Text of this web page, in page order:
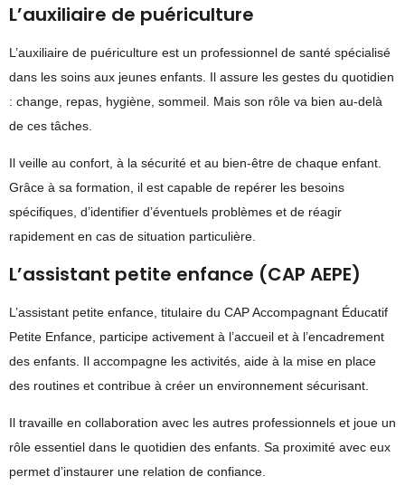
L’auxiliaire de puériculture
L’auxiliaire de puériculture est un professionnel de santé spécialisé
dans les soins aux jeunes enfants. Il assure les gestes du quotidien
: change, repas, hygiène, sommeil. Mais son rôle va bien au-delà
de ces tâches.
Il veille au confort, à la sécurité et au bien-être de chaque enfant.
Grâce à sa formation, il est capable de repérer les besoins
spécifiques, d’identifier d’éventuels problèmes et de réagir
rapidement en cas de situation particulière.
L’assistant petite enfance (CAP AEPE)
L’assistant petite enfance, titulaire du CAP Accompagnant Éducatif
Petite Enfance, participe activement à l’accueil et à l’encadrement
des enfants. Il accompagne les activités, aide à la mise en place
des routines et contribue à créer un environnement sécurisant.
Il travaille en collaboration avec les autres professionnels et joue un
rôle essentiel dans le quotidien des enfants. Sa proximité avec eux
permet d’instaurer une relation de confiance.